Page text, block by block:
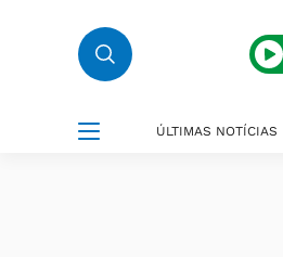
ÚLTIMAS NOTÍCIAS